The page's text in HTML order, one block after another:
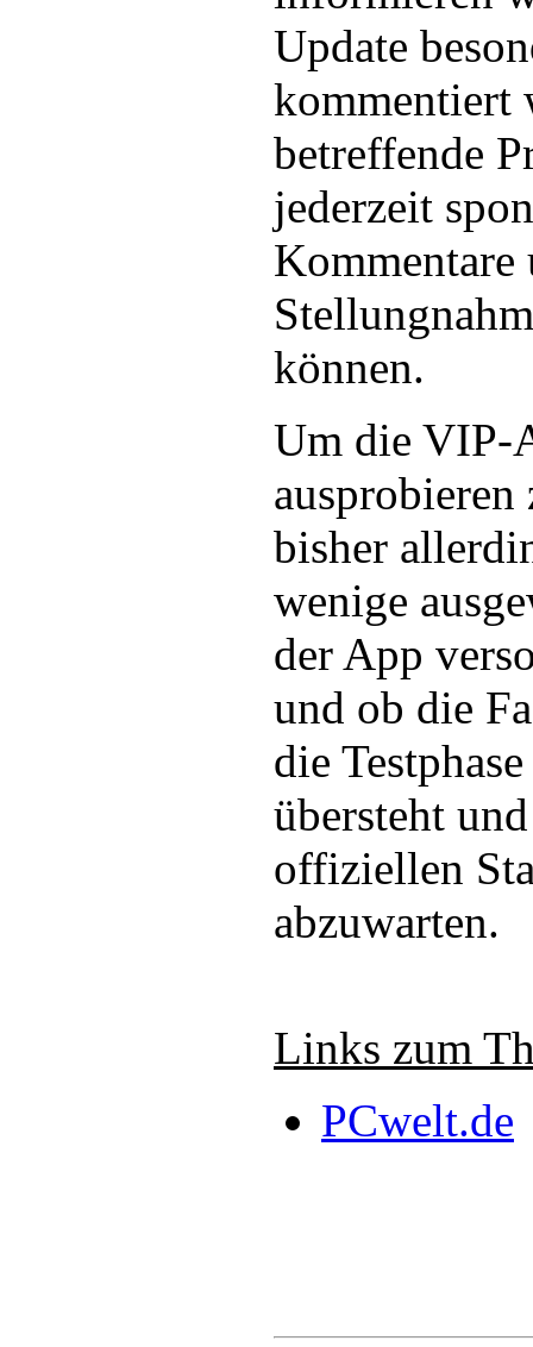
Update
kommentiert
betreffende
jederzeit
Kommentare
können.
Um die VIP-
bisher
wenige
der App
und ob die
die
übersteht
offiziellen
abzuwarten.
Links zum
PCwelt.de